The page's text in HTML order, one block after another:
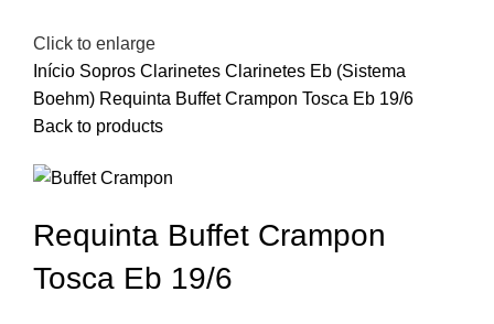
Click to enlarge
Início Sopros Clarinetes Clarinetes Eb (Sistema
Boehm) Requinta Buffet Crampon Tosca Eb 19/6
Back to products
Requinta Buffet Crampon
Tosca Eb 19/6